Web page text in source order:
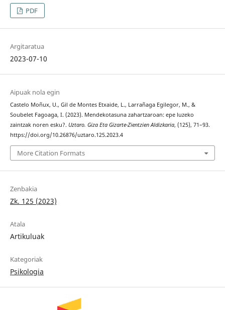
PDF
Argitaratua
2023-07-10
Aipuak nola egin
Castelo Moñux, U., Gil de Montes Etxaide, L., Larrañaga Egilegor, M., &
Soubelet Fagoaga, I. (2023). Mendekotasuna zahartzaroan: epe luzeko
zaintzak noren esku?. Uztaro. Giza Eta Gizarte-Zientzien Aldizkaria, (125), 71–93.
https://doi.org/10.26876/uztaro.125.2023.4
More Citation Formats
Zenbakia
Zk. 125 (2023)
Atala
Artikuluak
Kategoriak
Psikologia